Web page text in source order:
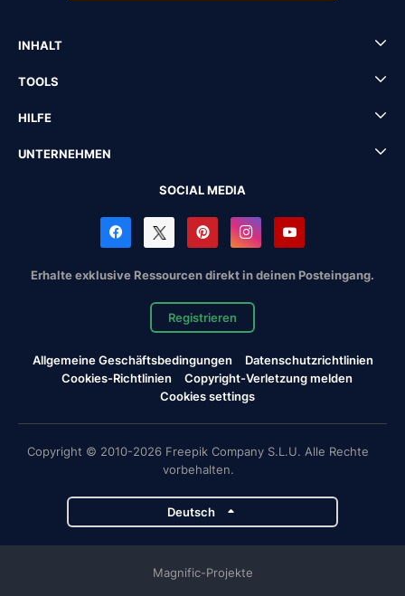
INHALT
TOOLS
HILFE
UNTERNEHMEN
SOCIAL MEDIA
Erhalte exklusive Ressourcen direkt in deinen Posteingang.
Registrieren
Allgemeine Geschäftsbedingungen
Datenschutzrichtlinien
Cookies-Richtlinien
Copyright-Verletzung melden
Cookies settings
Copyright © 2010-2026 Freepik Company S.L.U. Alle Rechte
vorbehalten.
Deutsch
Magnific-Projekte